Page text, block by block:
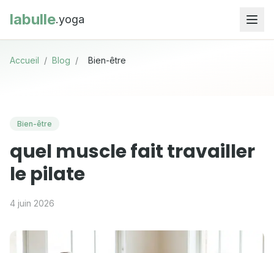
labulle.yoga
Accueil / Blog / Bien-être
Bien-être
quel muscle fait travailler
le pilate
4 juin 2026